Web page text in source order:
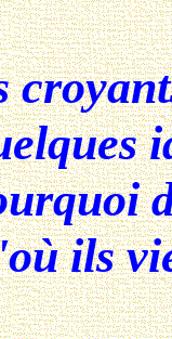
ils